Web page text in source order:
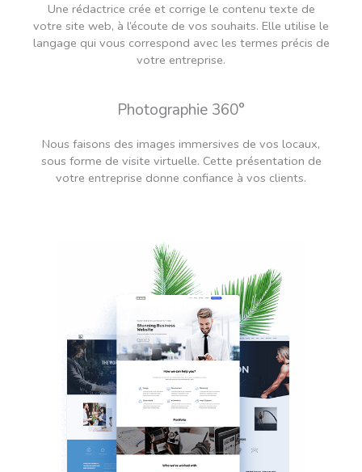
Une rédactrice crée et corrige le contenu texte de
votre site web, à l’écoute de vos souhaits. Elle utilise le
langage qui vous correspond avec les termes précis de
votre entreprise.
Photographie 360°
Nous faisons des images immersives de vos locaux,
sous forme de visite virtuelle. Cette présentation de
votre entreprise donne confiance à vos clients.